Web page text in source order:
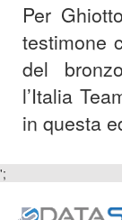
Per
testimone
del
l’Italia
in questa
';